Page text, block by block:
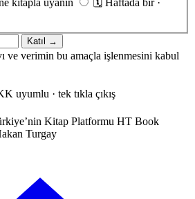
Katıl →
ve verimin bu amaçla işlenmesini kabul
uyumlu · tek tıkla çıkış
Kitap Platformu HT Book
Turgay